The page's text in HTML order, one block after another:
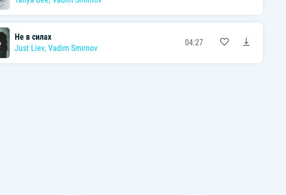
Не в силах
Just Liev, Vadim Smirnov
04:27